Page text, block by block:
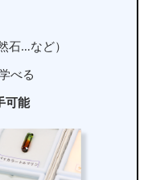
石…など）
べる
可能